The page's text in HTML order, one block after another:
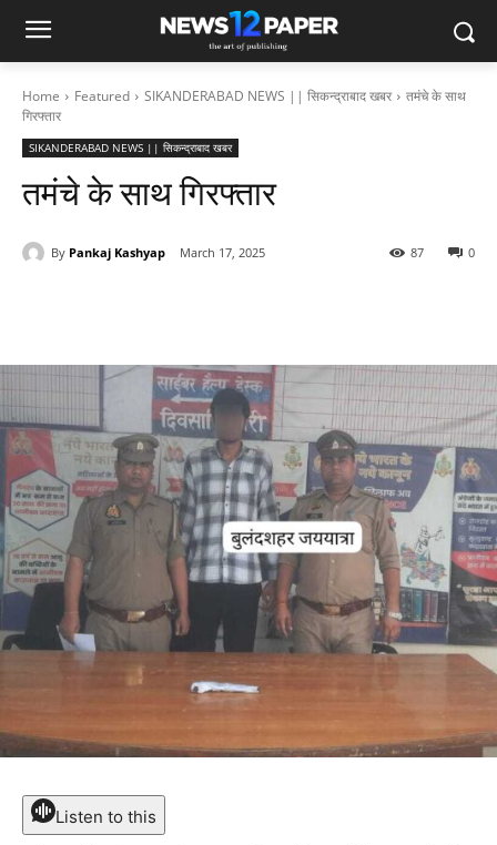
Home Featured SIKANDERABAD NEWS || सिकन्द्राबाद खबर
तमंचे के साथ
गिरफ्तार
SIKANDERABAD NEWS || सिकन्द्राबाद खबर
तमंचे के साथ गिरफ्तार
By Pankaj Kashyap March 17, 2025 0
87
Listen to this